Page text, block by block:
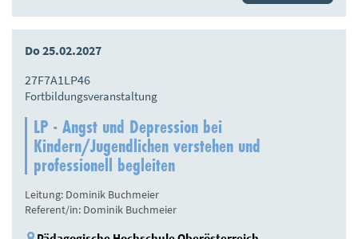
Do 25.02.2027
27F7A1LP46
Fortbildungsveranstaltung
LP - Angst und Depression bei
Kindern/Jugendlichen verstehen und
professionell begleiten
Leitung: Dominik Buchmeier
Referent/in: Dominik Buchmeier